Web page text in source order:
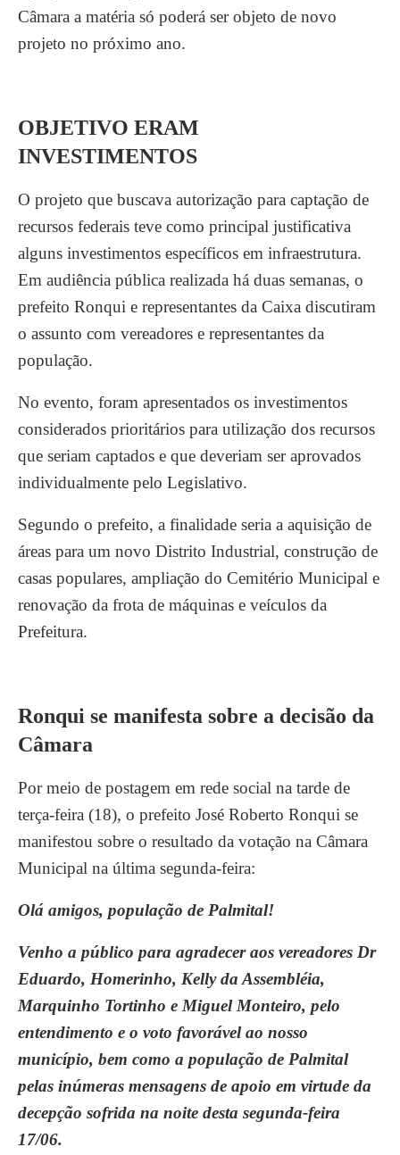
Câmara a matéria só poderá ser objeto de novo
projeto no próximo ano.
OBJETIVO ERAM
INVESTIMENTOS
O projeto que buscava autorização para captação de
recursos federais teve como principal justificativa
alguns investimentos específicos em infraestrutura.
Em audiência pública realizada há duas semanas, o
prefeito Ronqui e representantes da Caixa discutiram
o assunto com vereadores e representantes da
população.
No evento, foram apresentados os investimentos
considerados prioritários para utilização dos recursos
que seriam captados e que deveriam ser aprovados
individualmente pelo Legislativo.
Segundo o prefeito, a finalidade seria a aquisição de
áreas para um novo Distrito Industrial, construção de
casas populares, ampliação do Cemitério Municipal e
renovação da frota de máquinas e veículos da
Prefeitura.
Ronqui se manifesta sobre a decisão da
Câmara
Por meio de postagem em rede social na tarde de
terça-feira (18), o prefeito José Roberto Ronqui se
manifestou sobre o resultado da votação na Câmara
Municipal na última segunda-feira:
Olá amigos, população de Palmital!
Venho a público para agradecer aos vereadores Dr
Eduardo, Homerinho, Kelly da Assembléia,
Marquinho Tortinho e Miguel Monteiro, pelo
entendimento e o voto favorável ao nosso
município, bem como a população de Palmital
pelas inúmeras mensagens de apoio em virtude da
decepção sofrida na noite desta segunda-feira
17/06.